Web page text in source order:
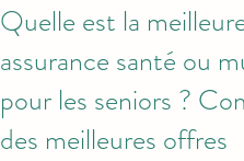
Quelle est la
assurance santé ou
pour les seniors ?
des meilleures offres